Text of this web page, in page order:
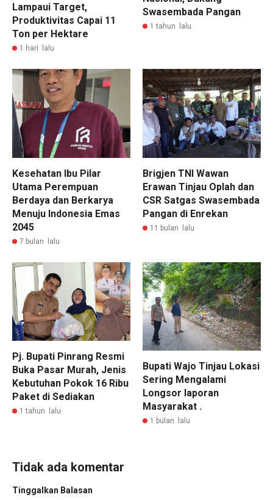
Lampaui Target,
Produktivitas Capai 11
Ton per Hektare
1 hari lalu
Swasembada Pangan
1 tahun lalu
Kesehatan Ibu Pilar
Utama Perempuan
Berdaya dan Berkarya
Menuju Indonesia Emas
2045
7 bulan lalu
Brigjen TNI Wawan
Erawan Tinjau Oplah dan
CSR Satgas Swasembada
Pangan di Enrekan
11 bulan lalu
Pj. Bupati Pinrang Resmi
Buka Pasar Murah, Jenis
Kebutuhan Pokok 16 Ribu
Paket di Sediakan
1 tahun lalu
Bupati Wajo Tinjau Lokasi
Sering Mengalami
Longsor laporan
Masyarakat .
1 bulan lalu
Tidak ada komentar
Tinggalkan Balasan